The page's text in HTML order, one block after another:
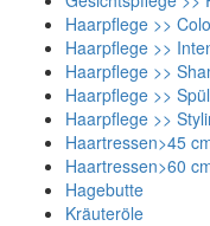
Haarpflege >>
Haarpflege >>
Haarpflege >>
Haarpflege >>
Haarpflege >>
Haartressen>45
Haartressen>60
Hagebutte
Kräuteröle